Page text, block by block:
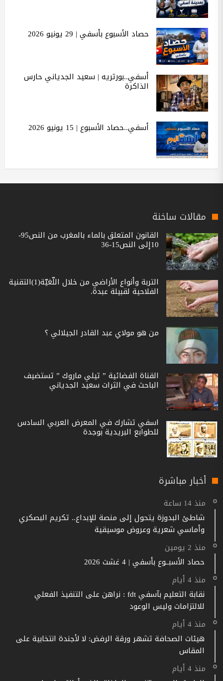
حصاد الأسبوع بأسفي | 29 يونيو 2026
أسفي..بورتريه | سعيد الجدياني حارس
الذاكرة
أسفي..حصاد الأسبوع | 15 يونيو 2026
مقالات ساخنة
القانون المتعلق بالماء بالمغرب من النص95-
10إلى النص15-36
التربة وأنواع الأراضي من خلال اللّغيّة(1)التقنية
الفلاحية لقبيلة عبدة.
من هو مولاي عبد القادر الجيلالي ؟
القناة الفضائية ” تيلي ماروك ” تستضيف
الباحث في الثرات سعيد الجدياني
اسفي تشارك في المعرض العربي السادس
للطوابع البريدية بوجدة
أخبار مباشرة
منذ 14 ساعة
شاطئ البدوزة يتحول إلى منصة للإبداع.. تكريم البصكري
وأماسي شعرية وعروض موسيقية
منذ 2 يومين
حصاد الأسبــوع بأسفي | 4 غشت 2026
منذ 4 أيام
نقابة التعليم بآسفي fdt : نراهن على التنفيذ الفعلي
للالتزامات وليس الوعود
منذ 4 أيام
هيئات الصحافة تشهر ورقة الرفض: لا لأجندة انتخابية على
المقاس
منذ 4 أيام